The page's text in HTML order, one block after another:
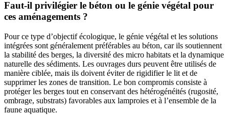
Faut-il privilégier le béton ou le génie végétal pour
ces aménagements ?
Pour ce type d’objectif écologique, le génie végétal et les solutions
intégrées sont généralement préférables au béton, car ils soutiennent
la stabilité des berges, la diversité des micro habitats et la dynamique
naturelle des sédiments. Les ouvrages durs peuvent être utilisés de
manière ciblée, mais ils doivent éviter de rigidifier le lit et de
supprimer les zones de transition. Le bon compromis consiste à
protéger les berges tout en conservant des hétérogénéités (rugosité,
ombrage, substrats) favorables aux lamproies et à l’ensemble de la
faune aquatique.